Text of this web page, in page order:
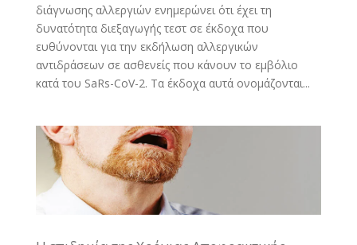
διάγνωσης αλλεργιών ενημερώνει ότι έχει τη
δυνατότητα διεξαγωγής τεστ σε έκδοχα που
ευθύνονται για την εκδήλωση αλλεργικών
αντιδράσεων σε ασθενείς που κάνουν το εμβόλιο
κατά του SaRs-CoV-2. Tα έκδοχα αυτά ονομάζονται...